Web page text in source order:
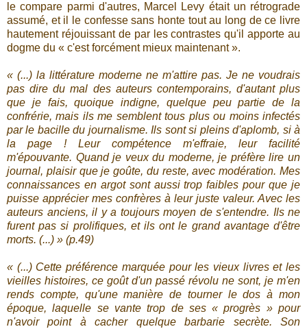
le compare parmi d'autres, Marcel Levy était un rétrograde
assumé, et il le confesse sans honte tout au long de ce livre
hautement réjouissant de par les contrastes qu'il apporte au
dogme du « c'est forcément mieux maintenant ».
« (...) la littérature moderne ne m'attire pas. Je ne voudrais
pas dire du mal des auteurs contemporains, d'autant plus
que je fais, quoique indigne, quelque peu partie de la
confrérie, mais ils me semblent tous plus ou moins infectés
par le bacille du journalisme. Ils sont si pleins d'aplomb, si à
la page ! Leur compétence m'effraie, leur facilité
m'épouvante. Quand je veux du moderne, je préfère lire un
journal, plaisir que je goûte, du reste, avec modération. Mes
connaissances en argot sont aussi trop faibles pour que je
puisse apprécier mes confrères à leur juste valeur. Avec les
auteurs anciens, il y a toujours moyen de s'entendre. Ils ne
furent pas si prolifiques, et ils ont le grand avantage d'être
morts. (...) » (p.49)
« (...) Cette préférence marquée pour les vieux livres et les
vieilles histoires, ce goût d'un passé révolu ne sont, je m'en
rends compte, qu'une manière de tourner le dos à mon
époque, laquelle se vante trop de ses « progrès » pour
n'avoir point à cacher quelque barbarie secrète. Son